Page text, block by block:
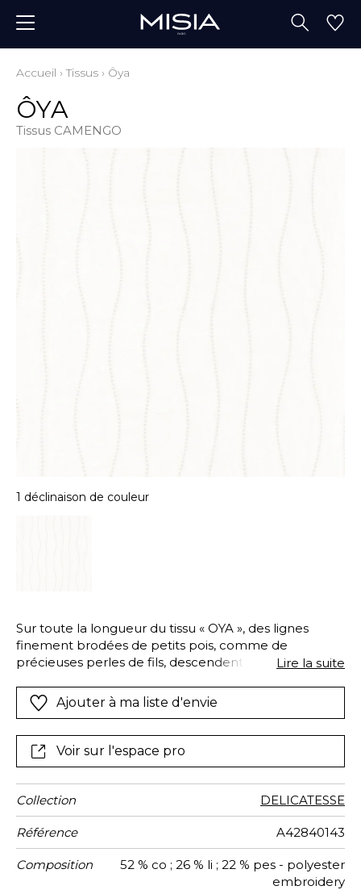
Accueil ›Tissus › Ôya
ÔYA
Tissus CAMENGO
1 déclinaison de couleur
Sur toute la longueur du tissu « OYA », des lignes
finement brodées de petits pois, comme de
précieuses perles de fils, descendent élégamment
insufflent une grande douceur et une délicieuse
sérénité à la déco.
Lire la suite
Ajouter à ma liste d'envie
Voir sur l'espace pro
Collection DELICATESSE
Référence A42840143
Composition
52 % co ; 26 % li ; 22 % pes - polyester
embroidery